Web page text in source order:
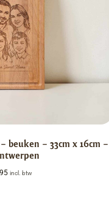
beuken – 33cm x 16cm –
incl. btw